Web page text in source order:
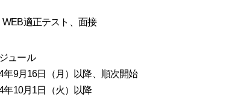
適正テスト、面接
ュール
年9月16日（月）以降、順次開始
年10月1日（火）以降